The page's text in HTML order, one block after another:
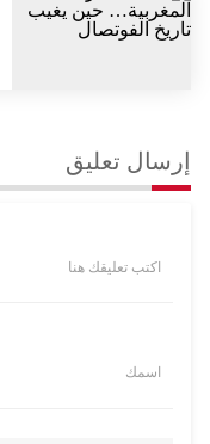
إرسال تعليق
اكتب تعليقك هنا
اسمك